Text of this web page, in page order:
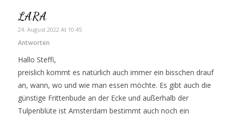
LARA
24. August 2022 At 10:45
Antworten
Hallo Steffi,
preislich kommt es natürlich auch immer ein bisschen drauf
an, wann, wo und wie man essen möchte. Es gibt auch die
günstige Frittenbude an der Ecke und außerhalb der
Tulpenblüte ist Amsterdam bestimmt auch noch ein